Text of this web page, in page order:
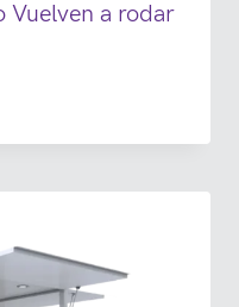
Vuelven a rodar